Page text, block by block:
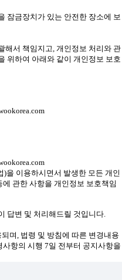
잠금장치가 있는 안전한 장소에 보
해서 책임지고, 개인정보 처리와 관
위하여 아래와 같이 개인정보 보호
을 이용하시면서 발생한 모든 개인
관한 사항을 개인정보 보호책임
답변 및 처리해드릴 것입니다.
며, 법령 및 방침에 따른 변경내용
항의 시행 7일 전부터 공지사항을